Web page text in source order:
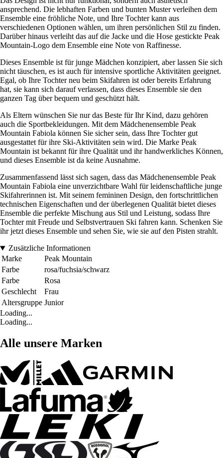
ansprechend. Die lebhaften Farben und bunten Muster verleihen dem
Ensemble eine fröhliche Note, und Ihre Tochter kann aus
verschiedenen Optionen wählen, um ihren persönlichen Stil zu finden.
Darüber hinaus verleiht das auf die Jacke und die Hose gestickte Peak
Mountain-Logo dem Ensemble eine Note von Raffinesse.
Dieses Ensemble ist für junge Mädchen konzipiert, aber lassen Sie sich
nicht täuschen, es ist auch für intensive sportliche Aktivitäten geeignet.
Egal, ob Ihre Tochter neu beim Skifahren ist oder bereits Erfahrung
hat, sie kann sich darauf verlassen, dass dieses Ensemble sie den
ganzen Tag über bequem und geschützt hält.
Als Eltern wünschen Sie nur das Beste für Ihr Kind, dazu gehören
auch die Sportbekleidungen. Mit dem Mädchenensemble Peak
Mountain Fabiola können Sie sicher sein, dass Ihre Tochter gut
ausgestattet für ihre Ski-Aktivitäten sein wird. Die Marke Peak
Mountain ist bekannt für ihre Qualität und ihr handwerkliches Können,
und dieses Ensemble ist da keine Ausnahme.
Zusammenfassend lässt sich sagen, dass das Mädchenensemble Peak
Mountain Fabiola eine unverzichtbare Wahl für leidenschaftliche junge
Skifahrerinnen ist. Mit seinem femininen Design, den fortschrittlichen
technischen Eigenschaften und der überlegenen Qualität bietet dieses
Ensemble die perfekte Mischung aus Stil und Leistung, sodass Ihre
Tochter mit Freude und Selbstvertrauen Ski fahren kann. Schenken Sie
ihr jetzt dieses Ensemble und sehen Sie, wie sie auf den Pisten strahlt.
Zusätzliche Informationen
Marke
Peak Mountain
Farbe
rosa/fuchsia/schwarz
Farbe
Rosa
Geschlecht
Frau
Altersgruppe Junior
Loading...
Loading...
Alle unsere Marken